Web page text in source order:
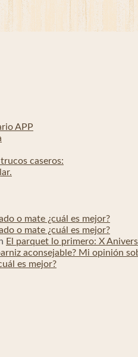
APP
caseros:
o mate ¿cuál es mejor?
o mate ¿cuál es mejor?
El parquet lo primero: X
aconsejable? Mi opinión
es mejor?